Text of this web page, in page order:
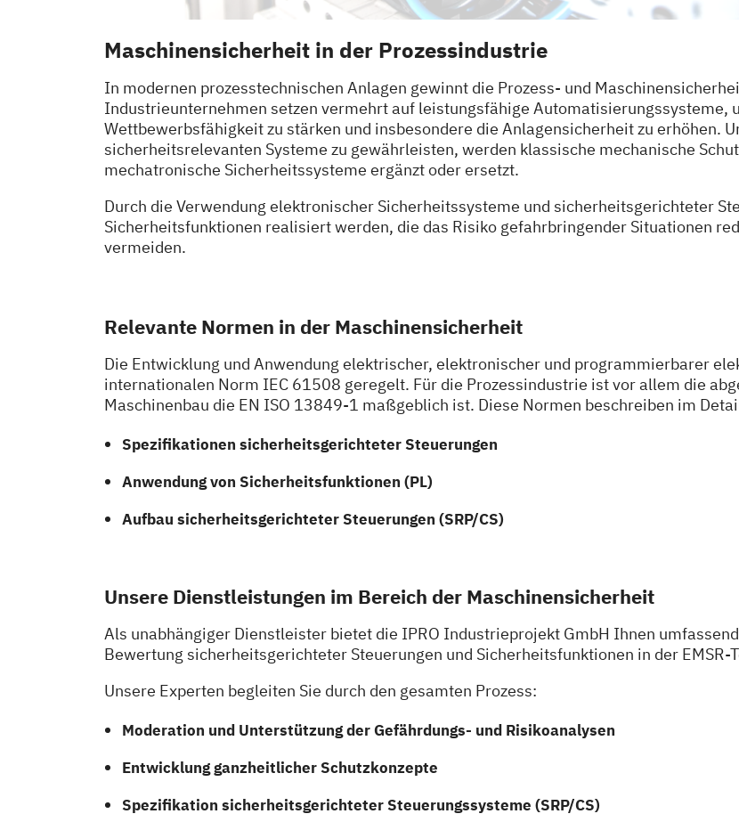
Maschinensicherheit in der Prozessindustrie
In modernen prozesstechnischen Anlagen gewinnt die Prozess- und
Industrieunternehmen setzen vermehrt auf leistungsfähige Automatisierungssysteme,
Wettbewerbsfähigkeit zu stärken und insbesondere die Anlagensicherheit zu erhöhen.
sicherheitsrelevanten Systeme zu gewährleisten, werden klassische mechanische
mechatronische Sicherheitssysteme ergänzt oder ersetzt.
Durch die Verwendung elektronischer Sicherheitssysteme und sicherheitsgerichteter
Sicherheitsfunktionen realisiert werden, die das Risiko gefahrbringender Situationen
vermeiden.
Relevante Normen in der Maschinensicherheit
Die Entwicklung und Anwendung elektrischer, elektronischer und programmierbarer
internationalen Norm IEC 61508 geregelt. Für die Prozessindustrie ist vor allem die
Maschinenbau die EN ISO 13849-1 maßgeblich ist. Diese Normen beschreiben im
Spezifikationen sicherheitsgerichteter Steuerungen
Anwendung von Sicherheitsfunktionen (PL)
Aufbau sicherheitsgerichteter Steuerungen (SRP/CS)
Unsere Dienstleistungen im Bereich der Maschinensicherheit
Als unabhängiger Dienstleister bietet die IPRO Industrieprojekt GmbH Ihnen
Bewertung sicherheitsgerichteter Steuerungen und Sicherheitsfunktionen in der EMSR-
Unsere Experten begleiten Sie durch den gesamten Prozess:
Moderation und Unterstützung der Gefährdungs- und Risikoanalysen
Entwicklung ganzheitlicher Schutzkonzepte
Spezifikation sicherheitsgerichteter Steuerungssysteme (SRP/CS)